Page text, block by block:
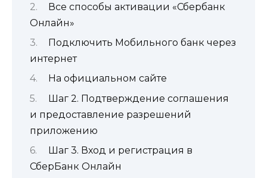
Все способы активации «Сбербанк
Онлайн»
Подключить Мобильного банк через
интернет
На официальном сайте
Шаг 2. Подтверждение соглашения
и предоставление разрешений
приложению
Шаг 3. Вход и регистрация в
СберБанк Онлайн